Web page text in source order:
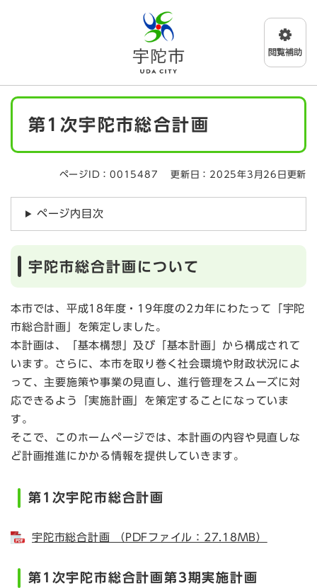
メニューを飛ばして本文へ
本
第1次宇陀市総合計画
ページID：0015487 更新日：2025年3月26日更新
ページ内目次
宇陀市総合計画について
本市では、平成18年度・19年度の2カ年にわたって「宇陀
市総合計画」を策定しました。
本計画は、「基本構想」及び「基本計画」から構成されて
います。さらに、本市を取り巻く社会環境や財政状況によ
って、主要施策や事業の見直し、進行管理をスムーズに対
応できるよう「実施計画」を策定することになっていま
す。
そこで、このホームページでは、本計画の内容や見直しな
ど計画推進にかかる情報を提供していきます。
第1次宇陀市総合計画
宇陀市総合計画 （PDFファイル：27.18MB）
第1次宇陀市総合計画第3期実施計画